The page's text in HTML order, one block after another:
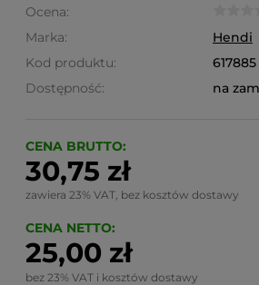
Ocena:
Marka:
Hendi
Kod produktu:
617885
Dostępność:
na
CENA BRUTTO:
30,75 zł
zawiera 23% VAT, bez kosztów dostawy
CENA NETTO:
25,00 zł
bez 23% VAT i kosztów dostawy